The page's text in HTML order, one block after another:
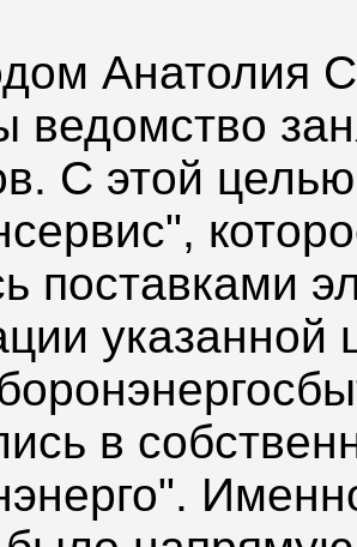
Анатолия
ведомство
С этой
поставками
указанной
в